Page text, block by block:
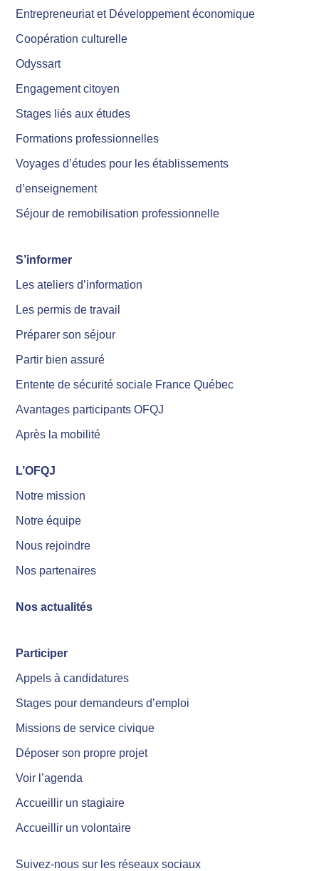
Entrepreneuriat et Développement économique
Coopération culturelle
Odyssart
Engagement citoyen
Stages liés aux études
Formations professionnelles
Voyages d’études pour les établissements
d’enseignement
Séjour de remobilisation professionnelle
S’informer
Les ateliers d’information
Les permis de travail
Préparer son séjour
Partir bien assuré
Entente de sécurité sociale France Québec
Avantages participants OFQJ
Après la mobilité
L’OFQJ
Notre mission
Notre équipe
Nous rejoindre
Nos partenaires
Nos actualités
Participer
Appels à candidatures
Stages pour demandeurs d’emploi
Missions de service civique
Déposer son propre projet
Voir l’agenda
Accueillir un stagiaire
Accueillir un volontaire
Suivez-nous sur les réseaux sociaux